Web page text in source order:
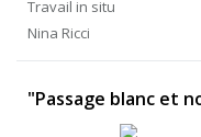
Travail in situ
Nina Ricci
"Passage blanc et